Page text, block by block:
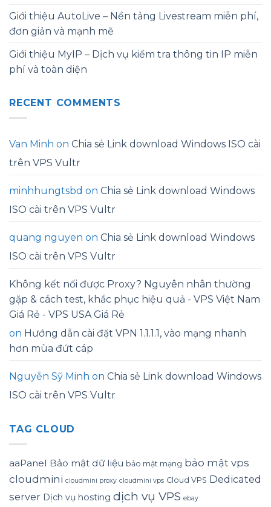
Giới thiệu AutoLive – Nền tảng Livestream miễn phí,
đơn giản và mạnh mẽ
Giới thiệu MyIP – Dịch vụ kiểm tra thông tin IP miễn
phí và toàn diện
RECENT COMMENTS
Van Minh on Chia sẻ Link download Windows ISO cài
trên VPS Vultr
minhhungtsbd on Chia sẻ Link download Windows
ISO cài trên VPS Vultr
quang nguyen on Chia sẻ Link download Windows
ISO cài trên VPS Vultr
Không kết nối được Proxy? Nguyên nhân thường
gặp & cách test, khắc phục hiệu quả - VPS Việt Nam
Giá Rẻ - VPS USA Giá Rẻ
on Hướng dẫn cài đặt VPN 1.1.1.1, vào mạng nhanh
hơn mùa đứt cáp
Nguyễn Sỹ Minh on Chia sẻ Link download Windows
ISO cài trên VPS Vultr
TAG CLOUD
aaPanel Bảo mật dữ liệu bảo mật mạng bảo mật vps
cloudmini cloudmini proxy cloudmini vps Cloud VPS Dedicated
server Dịch vụ hosting dịch vụ VPS ebay